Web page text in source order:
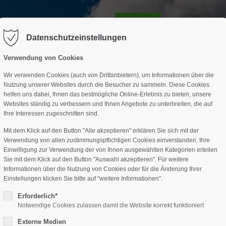
"offcanvas-col2" existiert leider
Der Eintrag "offcanvas-col3"
nicht.
Datenschutzeinstellungen
Verwendung von Cookies
Wir verwenden Cookies (auch von Drittanbietern), um Informationen über die
Nutzung unserer Websites durch die Besucher zu sammeln. Diese Cookies
helfen uns dabei, Ihnen das bestmögliche Online-Erlebnis zu bieten, unsere
Websites ständig zu verbessern und Ihnen Angebote zu unterbreiten, die auf
Ihre Interessen zugeschnitten sind.
Mit dem Klick auf den Button "Alle akzeptieren" erklären Sie sich mit der
Verwendung von allen zustimmungspflichtigen Cookies einverstanden. Ihre
Einwilligung zur Verwendung der von Ihnen ausgewählten Kategorien erteilen
Sie mit dem Klick auf den Button "Auswahl akzeptieren". Für weitere
Informationen über die Nutzung von Cookies oder für die Änderung Ihrer
Einstellungen klicken Sie bitte auf "weitere Informationen".
Erforderlich*
Notwendige Cookies zulassen damit die Website korrekt funktioniert
Externe Medien